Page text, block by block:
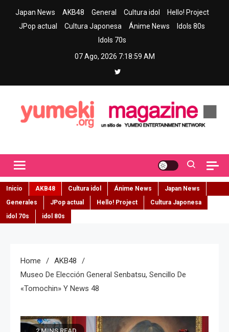
Japan News AKB48 General Cultura idol
Hello! Project
JPop actual
Cultura Japonesa Ánime News
Idols 80s
Idols 70s
07 Ago, 2026 7:19:01 AM
Inicio AKB48 Cultura idol Ánime News
Japan News
Generales
JPop actual Hello! Project
Cultura Japonesa
idol 70s
idol 80s
Home
AKB48
Museo De Elección General Senbatsu, Sencillo De
«Tomochin» Y News 48